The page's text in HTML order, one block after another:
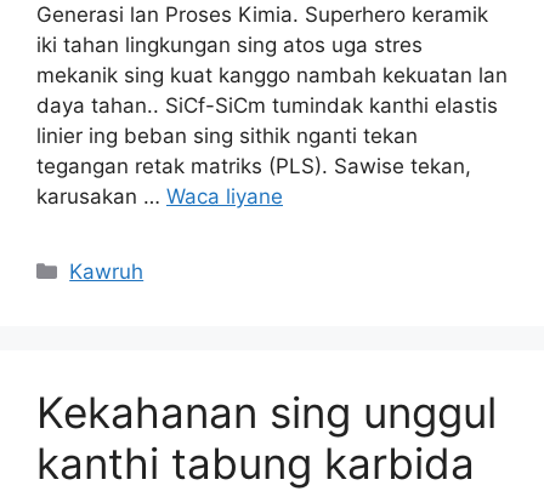
Generasi lan Proses Kimia. Superhero keramik
iki tahan lingkungan sing atos uga stres
mekanik sing kuat kanggo nambah kekuatan lan
daya tahan.. SiCf-SiCm tumindak kanthi elastis
linier ing beban sing sithik nganti tekan
tegangan retak matriks (PLS). Sawise tekan,
karusakan … Waca liyane
Kategori
Kawruh
Kekahanan sing unggul
kanthi tabung karbida